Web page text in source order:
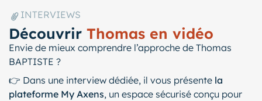
INTERVIEWS
Découvrir Thomas en vidéo
Envie de mieux comprendre l’approche de Thomas
BAPTISTE ?
👉 Dans une interview dédiée, il vous présente la
plateforme My Axens, un espace sécurisé conçu pour